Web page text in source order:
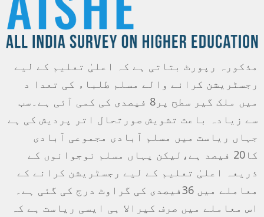
مذکورہ رپورٹ بتاتی ہے کہ اعلیٰ تعلیم کے لیے
رجسٹریشن کرانے والے مسلم طلباء کی تعدا د
میں ملک گیر سطح پر8 فیصدی کی کمی آئی ہے۔سب
سے زیادہ باعث تشویش صورتحال اتر پردیش کی ہے
جہاں ریاست میں مسلم آبادی مجموعی آبادی
کا20 فیصد ہے،لیکن یہاں مسلم نوجوانوں کے
ذریعہ اعلیٰ تعلیم کے لیے رجسٹریشن کرانے کے
معاملے میں 36فیصدی کی گراوٹ درج کی گئی ہے۔
اس معاملے میں صرف کیرالا ہی ایسی ریاست ہے کہ